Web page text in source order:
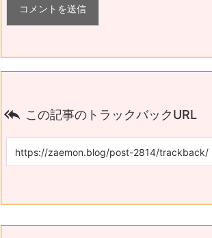
 この記事のトラックバックURL